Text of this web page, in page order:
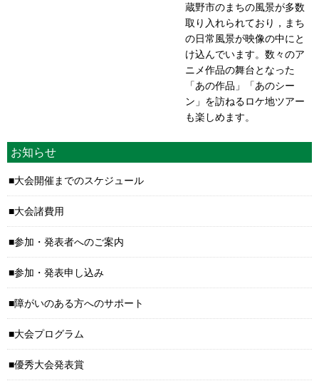
蔵野市のまちの風景が多数
取り入れられており，まち
の日常風景が映像の中にと
け込んでいます。数々のア
ニメ作品の舞台となった
「あの作品」「あのシー
ン」を訪ねるロケ地ツアー
も楽しめます。
お知らせ
大会開催までのスケジュール
大会諸費用
参加・発表者へのご案内
参加・発表申し込み
障がいのある方へのサポート
大会プログラム
優秀大会発表賞